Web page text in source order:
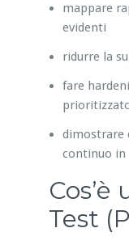
mappare
evidenti
ridurre la
fare
dimostrare
continuo in
Test